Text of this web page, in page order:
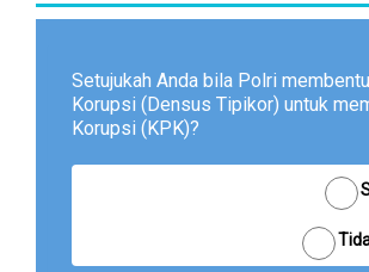
Setujukah Anda bila Polri
Korupsi (Densus Tipikor) untuk
Korupsi (KPK)?